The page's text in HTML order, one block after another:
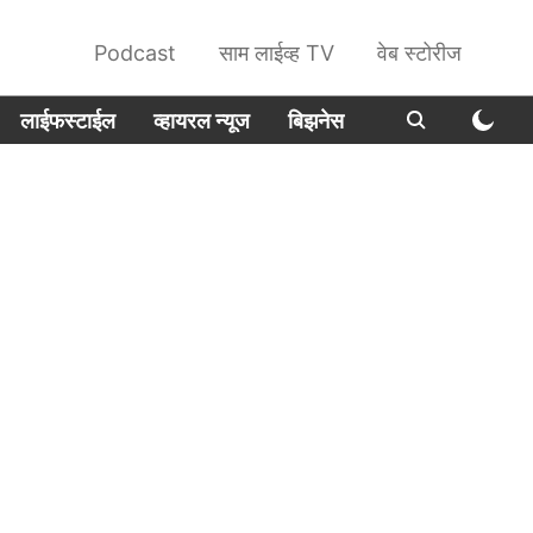
Podcast साम लाईव्ह TV वेब स्टोरीज
लाईफस्टाईल व्हायरल न्यूज बिझनेस